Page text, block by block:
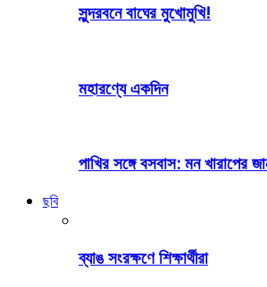
সুন্দরবনে বাঘের মুখোমুখি!
মহারণ্যে একদিন
পাখির সঙ্গে বসবাস: মন খারাপের
ছবি
ব্যাঙ সংরক্ষণে শিক্ষার্থীরা